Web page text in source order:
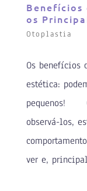
Benefícios
os
Otoplastia
Os benefícios
estética:
pequenos!⠀ ⠀
observá-los,
ver e,